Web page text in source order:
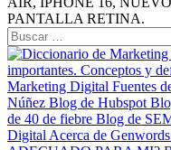
Buscar: